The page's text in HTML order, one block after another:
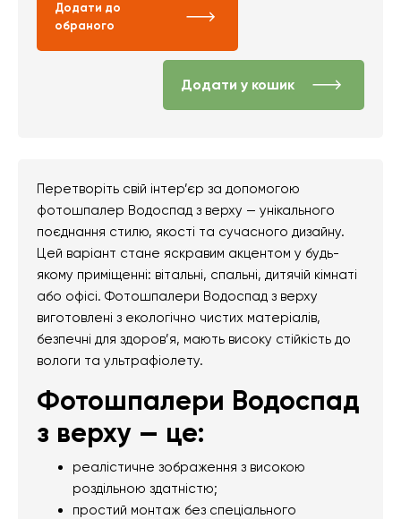
Додати до
обраного
Додати у кошик
Перетворіть свій інтер’єр за допомогою
фотошпалер Водоспад з верху — унікального
поєднання стилю, якості та сучасного дизайну.
Цей варіант стане яскравим акцентом у будь-
якому приміщенні: вітальні, спальні, дитячій кімнаті
або офісі. Фотошпалери Водоспад з верху
виготовлені з екологічно чистих матеріалів,
безпечні для здоров’я, мають високу стійкість до
вологи та ультрафіолету.
Фотошпалери Водоспад
з верху — це:
реалістичне зображення з високою
роздільною здатністю;
простий монтаж без спеціального